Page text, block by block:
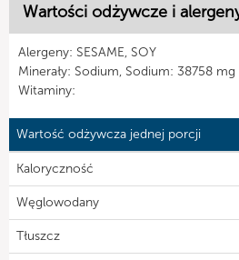
Wartości odżywcze i
Alergeny: SESAME, SOY
Minerały: Sodium, Sodium: 38758 mg
Witaminy:
Wartość odżywcza jednej porcji
Kaloryczność
Węglowodany
Tłuszcz